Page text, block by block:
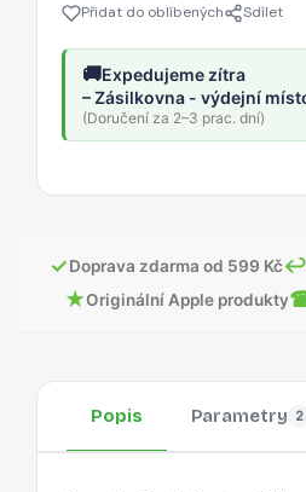
Přidat do oblíbených Sdílet
🚚Expedujeme zítra
– Zásilkovna - výdejní
(Doručení za 2–3 prac. dní)
✓Doprava zdarma od 599 Kč↩
★Originální Apple produkty
Popis Parametry 2